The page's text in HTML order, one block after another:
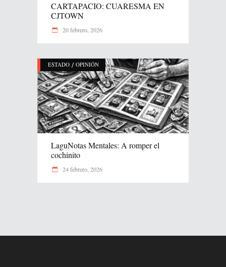
CARTAPACIO: CUARESMA EN
CJTOWN
20 febrero, 2026
ESTADO / OPINIÓN
LaguNotas Mentales: A romper el
cochinito
24 febrero, 2026